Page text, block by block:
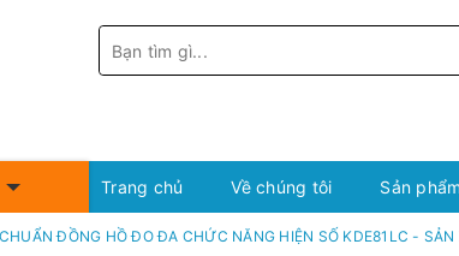
Trang chủ Về chúng tôi Sản phẩm
ĐỒNG HỒ ĐO ĐA CHỨC NĂNG HIỆN SỐ KDE81LC - SẢN